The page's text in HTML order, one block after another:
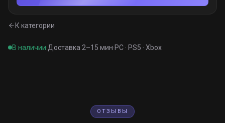
К категории
В наличии·Доставка 2–15 мин·PC · PS5 · Xbox
ОТЗЫВЫ